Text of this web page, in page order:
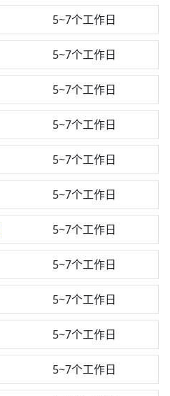
5~7个工作日
5~7个工作日
5~7个工作日
5~7个工作日
5~7个工作日
5~7个工作日
5~7个工作日
5~7个工作日
5~7个工作日
5~7个工作日
5~7个工作日